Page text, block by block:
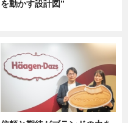
を動かす設計図”